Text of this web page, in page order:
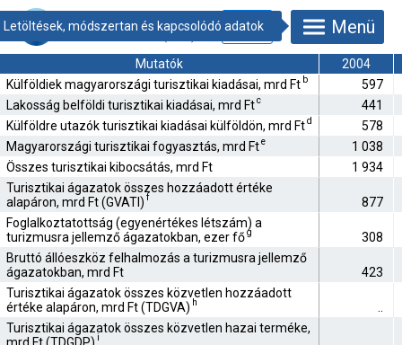
Turizmus Szatellit
Menü
Mutatók
2004
Külföldiek magyarországi turisztikai kiadásai, mrd Ft b
597
Lakosság belföldi turisztikai kiadásai, mrd Ftc
441
Külföldre utazók turisztikai kiadásai külföldön, mrd Ftd
578
Magyarországi turisztikai fogyasztás, mrd Fte
1 038
Összes turisztikai kibocsátás, mrd Ft
1 934
Turisztikai ágazatok összes hozzáadott értéke
alapáron, mrd Ft (GVATI) f
877
Foglalkoztatottság (egyenértékes létszám) a
turizmusra jellemző ágazatokban, ezer főg
308
Bruttó állóeszköz felhalmozás a turizmusra jellemző
ágazatokban, mrd Ft
423
Turisztikai ágazatok összes közvetlen hozzáadott
értéke alapáron, mrd Ft (TDGVA) h
Turisztikai ágazatok összes közvetlen hazai terméke,
i